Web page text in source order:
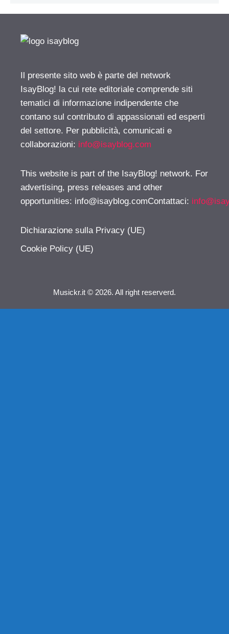
Il presente sito web è parte del network
IsayBlog! la cui rete editoriale comprende siti
tematici di informazione indipendente che
contano sul contributo di appassionati ed esperti
del settore. Per pubblicità, comunicati e
collaborazioni: info@isayblog.com
This website is part of the IsayBlog! network. For
advertising, press releases and other
opportunities: info@isayblog.comContattaci:
Dichiarazione sulla Privacy (UE)
Cookie Policy (UE)
Musickr.it © 2026. All right reserverd.